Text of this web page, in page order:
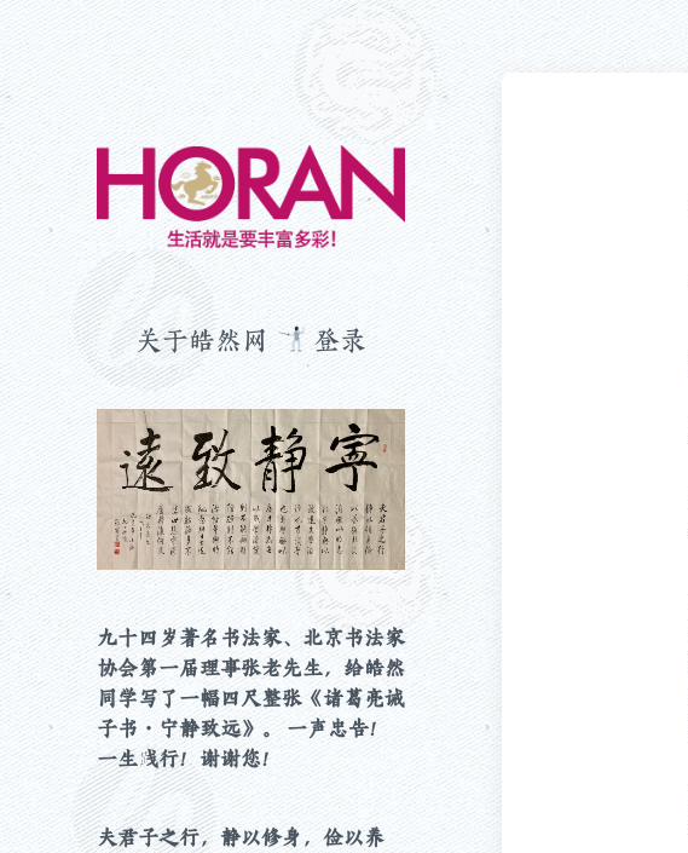
生活就是要丰富多彩！
关于皓然网 登录
九十四岁著名书法家、北京书法家
协会第一届理事张老先生，给皓然
同学写了一幅四尺整张《诸葛亮诫
子书・宁静致远》。 一声忠告！
一生践行！谢谢您！
夫君子之行，静以修身，俭以养